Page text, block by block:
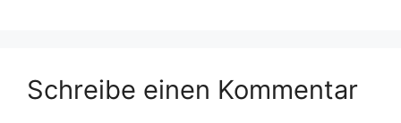
Schreibe einen Kommentar